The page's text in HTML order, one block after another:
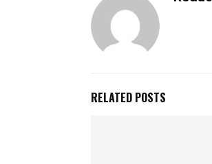
RELATED POSTS